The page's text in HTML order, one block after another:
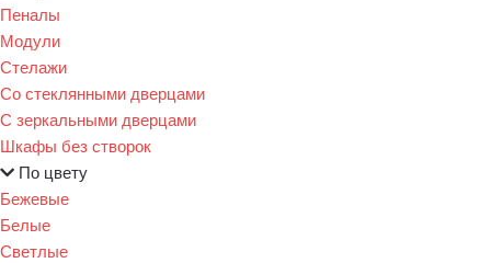
Пеналы
Модули
Стелажи
Со стеклянными дверцами
С зеркальными дверцами
Шкафы без створок
По цвету
Бежевые
Белые
Светлые